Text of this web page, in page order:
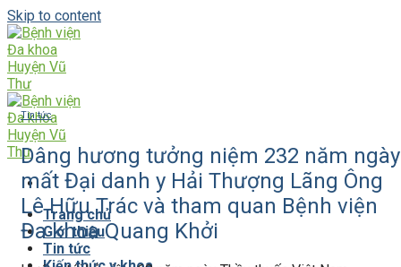
Skip to content
Trang chủ
Giới thiệu
Tin tức
Tin tức
Dâng hương tưởng niệm 232 năm ngày
mất Đại danh y Hải Thượng Lãng Ông
Lê Hữu Trác và tham quan Bệnh viện
Đa khoa Quang Khởi